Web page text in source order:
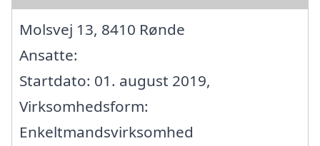
Molsvej 13, 8410 Rønde
Ansatte:
Startdato: 01. august 2019,
Virksomhedsform:
Enkeltmandsvirksomhed